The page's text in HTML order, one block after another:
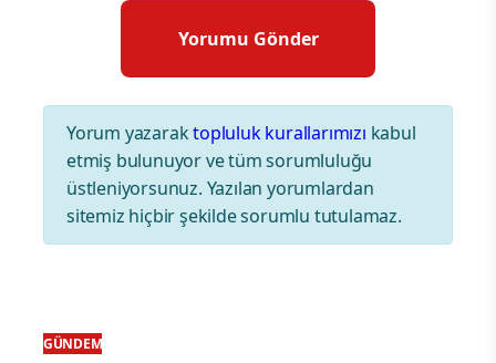
Yorum yazaraktopluluk kurallarımızı kabul
etmiş bulunuyor ve tüm sorumluluğu
üstleniyorsunuz. Yazılan yorumlardan
sitemiz hiçbir şekilde sorumlu tutulamaz.
GÜNDEM